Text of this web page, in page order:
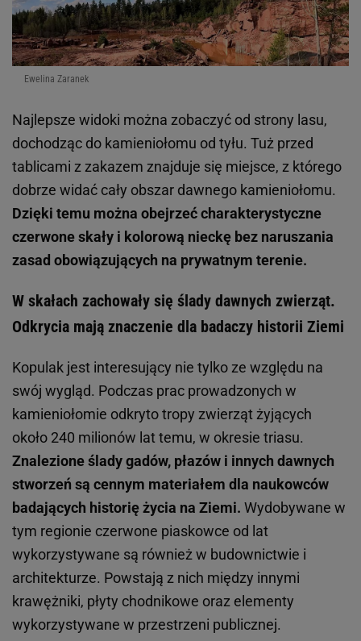
Ewelina Zaranek
Najlepsze widoki można zobaczyć od strony lasu,
dochodząc do kamieniołomu od tyłu. Tuż przed
tablicami z zakazem znajduje się miejsce, z którego
dobrze widać cały obszar dawnego kamieniołomu.
Dzięki temu można obejrzeć charakterystyczne
czerwone skały i kolorową nieckę bez naruszania
zasad obowiązujących na prywatnym terenie.
W skałach zachowały się ślady dawnych zwierząt.
Odkrycia mają znaczenie dla badaczy historii Ziemi
Kopulak jest interesujący nie tylko ze względu na
swój wygląd. Podczas prac prowadzonych w
kamieniołomie odkryto tropy zwierząt żyjących
około 240 milionów lat temu, w okresie triasu.
Znalezione ślady gadów, płazów i innych dawnych
stworzeń są cennym materiałem dla naukowców
badających historię życia na Ziemi. Wydobywane w
tym regionie czerwone piaskowce od lat
wykorzystywane są również w budownictwie i
architekturze. Powstają z nich między innymi
krawężniki, płyty chodnikowe oraz elementy
wykorzystywane w przestrzeni publicznej.